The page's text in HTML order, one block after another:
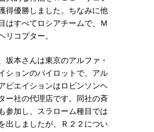
得優勝しました。ちなみに他
はすべてロシアチームで、Ｍ
リコプター。
坂本さんは東京のアルファ・
ションのパイロットで、アル
ビエイションはロビンソンヘ
ー社の代理店です。同社の斉
参加し、スラローム種目では
出しましたが、Ｒ２２につい